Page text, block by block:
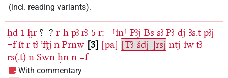
(incl. reading variants).
ḥḏ 1 ḫr ⸮_? r-ẖ pꜣ rꜣ-5 r:_ ⸢ı͗n⸣ Pꜣj-Bs sꜣ Pꜣ-dj-Ꜣs.t pꜣj
=f ı͗t r tꜣ ꜥfṱj n Prnw 3 [pa] [Tꜣ-šdj-]rsj ntj-ı͗w tꜣ
rs(.t) n Swn ḥn n =f
With commentary